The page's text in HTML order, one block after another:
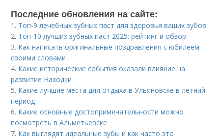
Последние обновления на сайте:
1. Топ-9 лечебных зубных паст для здоровья ваших зубов
2. Топ-10 лучших зубных паст 2025: рейтинг и обзор
3. Как написать оригинальные поздравления с юбилеем
своими словами
4. Какие исторические события оказали влияние на
развитие Находки
5. Какие лучшие места для отдыха в Ульяновске в летний
период
6. Какие основные достопримечательности можно
посмотреть в Альметьевске
7. Как выглядят идеальные зубы и как часто это